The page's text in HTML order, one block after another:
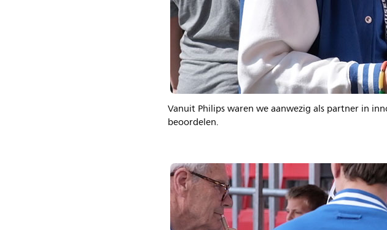
Vanuit Philips waren we aanwezig als partner in
beoordelen.